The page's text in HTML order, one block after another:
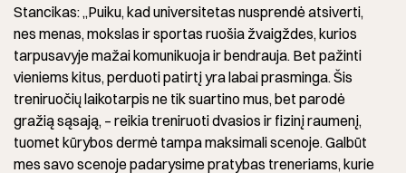
Stancikas: „Puiku, kad universitetas nusprendė atsiverti,
nes menas, mokslas ir sportas ruošia žvaigždes, kurios
tarpusavyje mažai komunikuoja ir bendrauja. Bet pažinti
vieniems kitus, perduoti patirtį yra labai prasminga. Šis
treniruočių laikotarpis ne tik suartino mus, bet parodė
gražią sąsają, – reikia treniruoti dvasios ir fizinį raumenį,
tuomet kūrybos dermė tampa maksimali scenoje. Galbūt
mes savo scenoje padarysime pratybas treneriams, kurie